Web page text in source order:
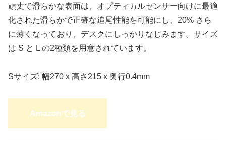
頑丈で滑らかな表面は、オプティカルセンサー向けに最適
化された滑らかで正確な追尾性能を可能にし、20% さら
に薄くなっており、デスクにしっかりなじみます。サイズ
は S と L の2種類を用意されています。
Sサイズ: 幅270 x 高さ215 x 奥行0.4mm
Amazonで見る